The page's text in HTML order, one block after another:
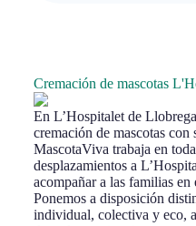
Cremación de mascotas
En L’Hospitalet de
cremación de mascotas con
MascotaViva trabaja en
desplazamientos a
acompañar a las familias en
Ponemos a disposición
individual, colectiva y eco,